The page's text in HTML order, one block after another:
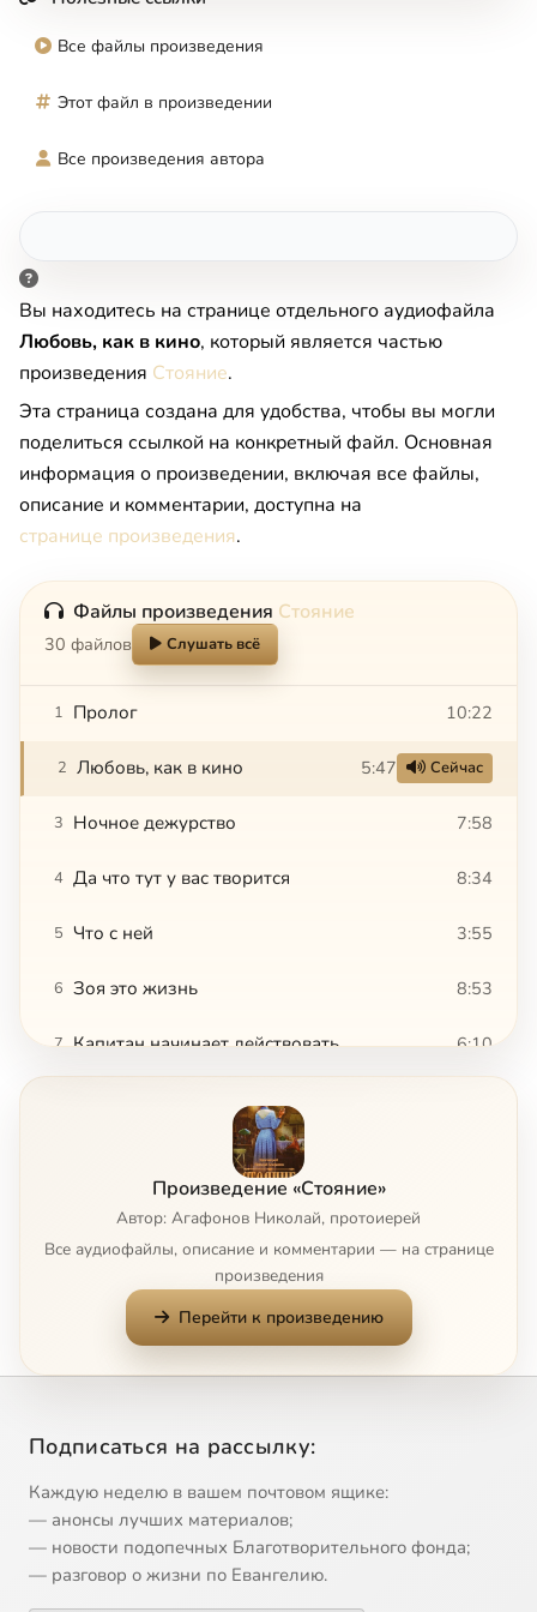
Все файлы произведения
Этот файл в произведении
Все произведения автора
Вы находитесь на странице отдельного аудиофайла
Любовь, как в кино, который является частью
произведения Стояние.
Эта страница создана для удобства, чтобы вы могли
поделиться ссылкой на конкретный файл. Основная
информация о произведении, включая все файлы,
описание и комментарии, доступна на
странице произведения.
Файлы произведения Стояние
30 файлов Слушать всё
1 Пролог 10:22
2 Любовь, как в кино 5:47 Сейчас
3 Ночное дежурство 7:58
4 Да что тут у вас творится 8:34
5 Что с ней 3:55
6 Зоя это жизнь 8:53
7 Капитан начинает действовать 6:10
Ты плачешь доченька
Уполномоченный
Где же Он Бог 6:55
На трубном заводе
13 Что такое диффузия 7:47
15 У попа была собака
16 В храме 5:06
Произведение «Стояние»
Автор: Агафонов Николай, протоиерей
Все аудиофайлы, описание и комментарии — на странице
произведения
Перейти к произведению
Подписаться на рассылку:
Каждую неделю в вашем почтовом ящике:
— анонсы лучших материалов;
— новости подопечных Благотворительного фонда;
— разговор о жизни по Евангелию.